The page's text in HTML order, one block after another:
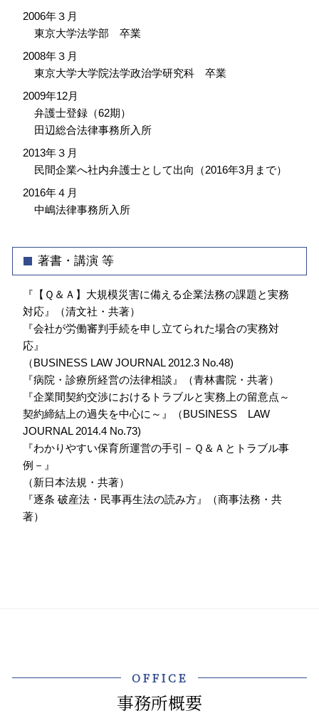
2006年３月
東京大学法学部 卒業
2008年３月
東京大学大学院法学政治学研究科 卒業
2009年12月
弁護士登録（62期）
田辺総合法律事務所入所
2013年３月
民間企業へ社内弁護士として出向（2016年3月まで）
2016年４月
中嶋法律事務所入所
著書・講演 等
『【Ｑ＆Ａ】大規模災害に備える企業法務の課題と実務
対応』（清文社・共著）
『会社が労働審判手続を申し立てられた場合の実務対
応』
（BUSINESS LAW JOURNAL 2012.3 No.48)
『病院・診療所経営の法律相談』（青林書院・共著）
『企業間契約交渉におけるトラブルと実務上の留意点～
契約締結上の過失を中心に～』（BUSINESS LAW
JOURNAL 2014.4 No.73)
『わかりやすい保育所運営の手引－Ｑ＆Ａとトラブル事
例－』
（新日本法規・共著）
『逐条 破産法・民事再生法の読み方』（商事法務・共
著）
OFFICE
事務所概要